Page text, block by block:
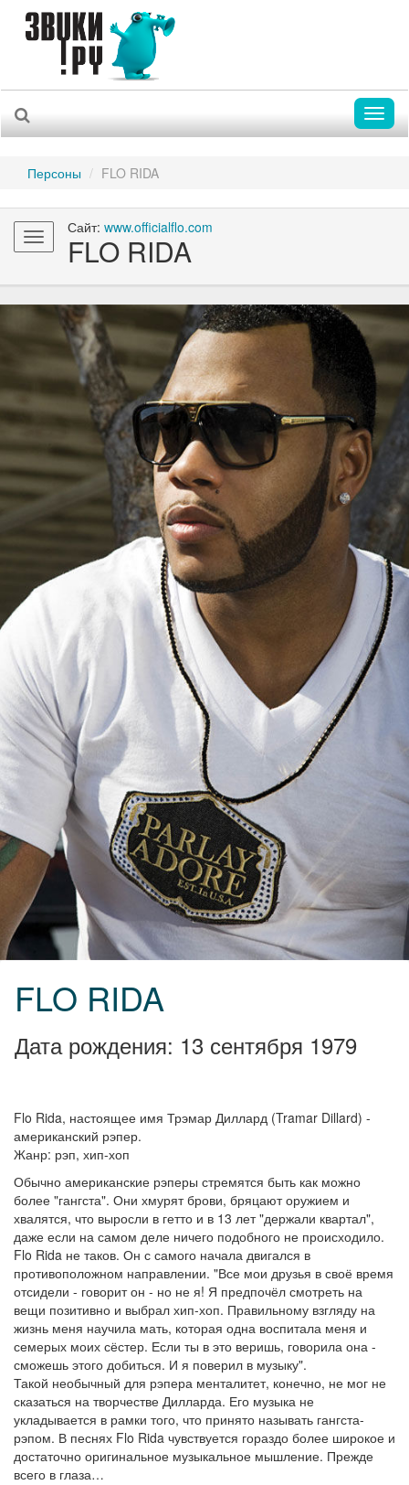
Персоны FLO RIDA
Toggle
navigation
Сайт: www.officialflo.com
FLO RIDA
FLO RIDA
Дата рождения: 13 сентября 1979
Flo Rida, настоящее имя Трэмар Диллард (Tramar Dillard) -
американский рэпер.
Жанр: рэп, хип-хоп
Обычно американские рэперы стремятся быть как можно
более "гангста". Они хмурят брови, бряцают оружием и
хвалятся, что выросли в гетто и в 13 лет "держали квартал",
даже если на самом деле ничего подобного не происходило.
Flo Rida не таков. Он с самого начала двигался в
противоположном направлении. "Все мои друзья в своё время
отсидели - говорит он - но не я! Я предпочёл смотреть на
вещи позитивно и выбрал хип-хоп. Правильному взгляду на
жизнь меня научила мать, которая одна воспитала меня и
семерых моих сёстер. Если ты в это веришь, говорила она -
сможешь этого добиться. И я поверил в музыку".
Такой необычный для рэпера менталитет, конечно, не мог не
сказаться на творчестве Дилларда. Его музыка не
укладывается в рамки того, что принято называть гангста-
рэпом. В песнях Flo Rida чувствуется гораздо более широкое и
достаточно оригинальное музыкальное мышление. Прежде
всего в глаза…